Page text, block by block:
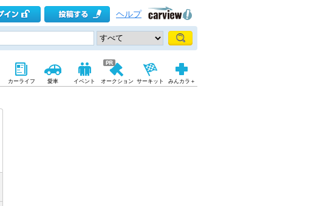
ヘルプ
カーライフ 愛車 イベント オークション サーキット みんカラ＋